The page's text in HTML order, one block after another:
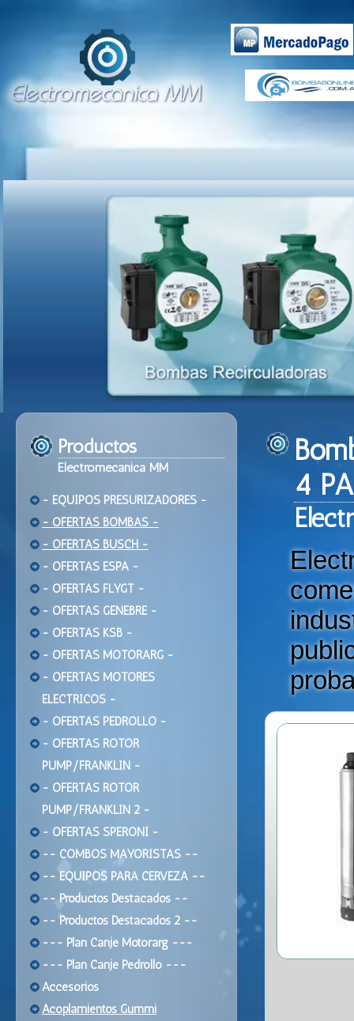
Productos
Electromecanica MM
- EQUIPOS PRESURIZADORES -
- OFERTAS BOMBAS -
- OFERTAS BUSCH -
- OFERTAS ESPA -
- OFERTAS FLYGT -
- OFERTAS GENEBRE -
- OFERTAS KSB -
- OFERTAS MOTORARG -
- OFERTAS MOTORES
ELECTRICOS -
- OFERTAS PEDROLLO -
- OFERTAS ROTOR
PUMP/FRANKLIN -
- OFERTAS ROTOR
PUMP/FRANKLIN 2 -
- OFERTAS SPERONI -
-- COMBOS MAYORISTAS --
-- EQUIPOS PARA CERVEZA --
-- Productos Destacados --
-- Productos Destacados 2 --
--- Plan Canje Motorarg ---
--- Plan Canje Pedrollo ---
Accesorios
Acoplamientos Gummi
4
Ele